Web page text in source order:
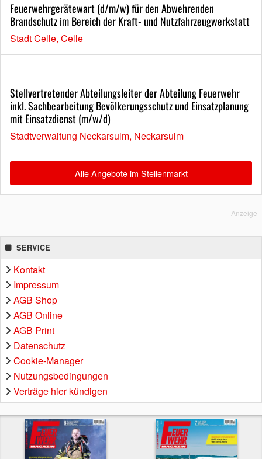
Feuerwehrgerätewart (d/m/w) für den Abwehrenden
Brandschutz im Bereich der Kraft- und Nutzfahrzeugwerkstatt
Stadt Celle, Celle
Stellvertretender Abteilungsleiter der Abteilung Feuerwehr
inkl. Sachbearbeitung Bevölkerungsschutz und Einsatzplanung
mit Einsatzdienst (m/w/d)
Stadtverwaltung Neckarsulm, Neckarsulm
Alle Angebote im Stellenmarkt
Anzeige
SERVICE
Kontakt
Impressum
AGB Shop
AGB Online
AGB Print
Datenschutz
Cookie-Manager
Nutzungsbedingungen
Verträge hier kündigen